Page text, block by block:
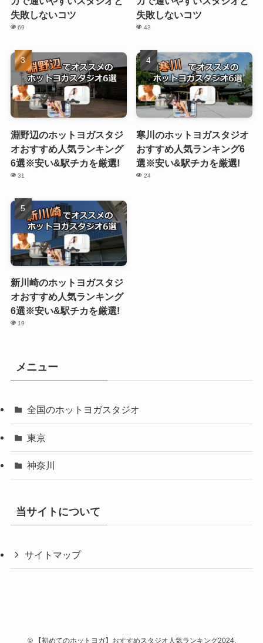
失敗しないコツ
69
失敗しないコツ
43
淵野辺のホットヨガスタジ
オおすすめ人気ランキング
6選※安い&駅チカを厳選!
31
寒川のホットヨガスタジオ
おすすめ人気ランキング6
選※安い&駅チカを厳選!
24
新川崎のホットヨガスタジ
オおすすめ人気ランキング
6選※安い&駅チカを厳選!
19
メニュー
全国のホットヨガスタジオ
東京
神奈川
当サイトについて
サイトマップ
©【初めてのホットヨガ】おすすめスタジオ人気ランキング2024.